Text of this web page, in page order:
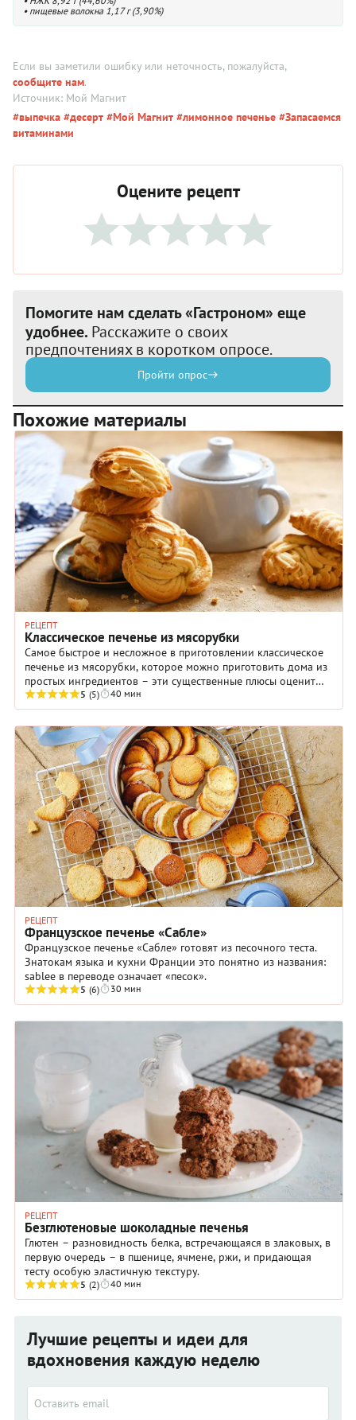
• пищевые волокна 1,17 г (3,90%)
Если вы заметили ошибку или неточность, пожалуйста,
сообщите нам.
Источник: Мой Магнит
#выпечка #десерт #Мой Магнит #лимонное печенье #Запасаемся
витаминами
Оцените рецепт
Помогите нам сделать «Гастроном» еще
удобнее. Расскажите о своих
предпочтениях в коротком опросе.
Пройти опрос
Похожие материалы
РЕЦЕПТ
Классическое печенье из мясорубки
Самое быстрое и несложное в приготовлении классическое
печенье из мясорубки, которое можно приготовить дома из
простых ингредиентов – эти существенные плюсы оценит
любая хозяйка.
5 (5) 40 мин
РЕЦЕПТ
Французское печенье «Сабле»
Французское печенье «Сабле» готовят из песочного теста.
Знатокам языка и кухни Франции это понятно из названия:
sablee в переводе означает «песок».
5 (6) 30 мин
РЕЦЕПТ
Безглютеновые шоколадные печенья
Глютен – разновидность белка, встречающаяся в злаковых, в
первую очередь – в пшенице, ячмене, ржи, и придающая
тесту особую эластичную текстуру.
5 (2) 40 мин
Лучшие рецепты и идеи для
вдохновения каждую неделю